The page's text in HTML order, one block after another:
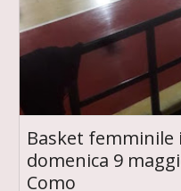
Basket
domenica 9
Como